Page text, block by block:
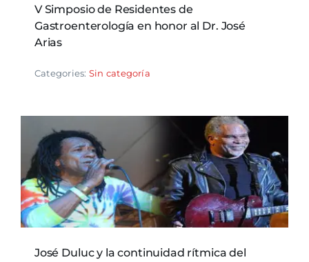
V Simposio de Residentes de
Gastroenterología en honor al Dr. José
Arias
Categories: Sin categoría
José Duluc y la continuidad rítmica del